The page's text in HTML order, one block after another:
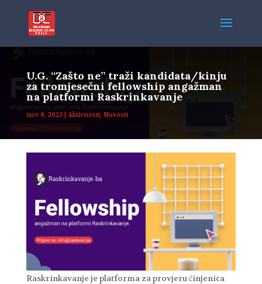
U.G. “Zašto ne” traži kandidata/kinju
za tromjesečni fellowship angažman
na platformi Raskrinkavanje
nov 8, 2023 Aktivnosti, Novosti
Raskrinkavanje je platforma za provjeru činjenica